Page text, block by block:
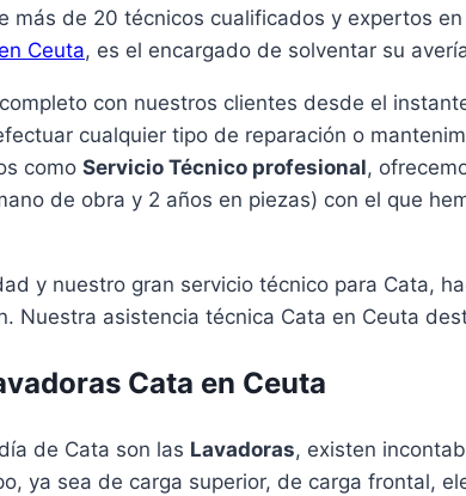
más de 20 técnicos cualificados y expertos
Ceuta, es el encargado de solventar su
con nuestros clientes desde el
cualquier tipo de reparación o
como Servicio Técnico profesional,
de obra y 2 años en piezas) con el que
y nuestro gran servicio técnico para Cata,
Nuestra asistencia técnica Cata en Ceuta
Cata en Ceuta
de Cata son las Lavadoras, existen
ya sea de carga superior, de carga frontal,